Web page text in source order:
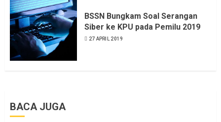
BSSN Bungkam Soal Serangan
Siber ke KPU pada Pemilu 2019
27 APRIL 2019
BACA JUGA